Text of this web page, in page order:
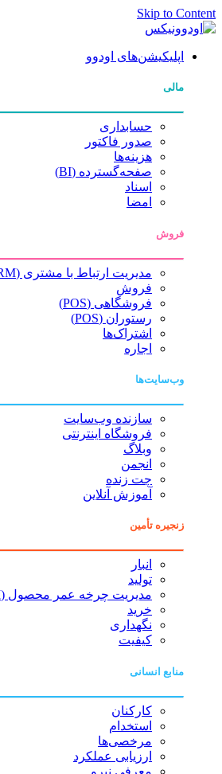
Skip to Content
اپلیکیشن‌های اودوو
مالی
حسابداری
صدور فاکتور
هزینه‌ها
صفحه‌گسترده (BI)
اسناد
امضا
فروش
مدیریت ارتباط با مشتری (CRM)
فروش
فروشگاهی (POS)
رستوران (POS)
اشتراک‌ها
اجاره
وب‌سایت‌ها
سازنده وب‌سایت
فروشگاه اینترنتی
وبلاگ
انجمن
چت زنده
آموزش آنلاین
زنجیره تأمین
انبار
تولید
مدیریت چرخه عمر محصول (PLM)
خرید
نگهداری
کیفیت
منابع انسانی
کارکنان
استخدام
مرخصی‌ها
ارزیابی عملکرد
معرفی نیرو